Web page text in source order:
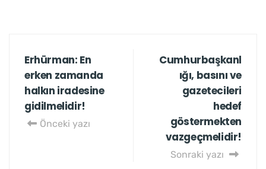
Erhürman: En
erken zamanda
halkın iradesine
gidilmelidir!
Önceki yazı
Cumhurbaşkanl
ığı, basını ve
gazetecileri
hedef
göstermekten
vazgeçmelidir!
Sonraki yazı